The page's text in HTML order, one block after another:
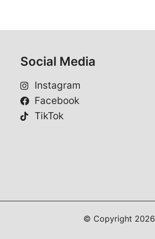
Social Media
Instagram
Facebook
TikTok
© Copyright 2026